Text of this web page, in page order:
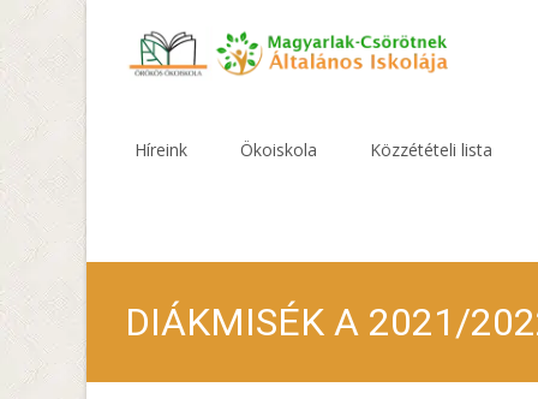
Híreink Ökoiskola Közzétételi lista
DIÁKMISÉK A 2021/